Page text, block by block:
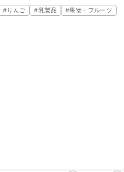
#りんご #乳製品 #果物・フルーツ